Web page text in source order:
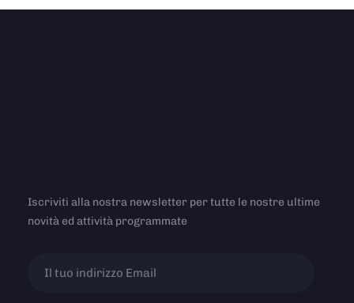
Iscriviti alla nostra newsletter per tutte le nostre ultime
novità ed attività programmate